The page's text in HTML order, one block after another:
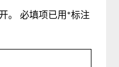
。 必填项已用 *标注